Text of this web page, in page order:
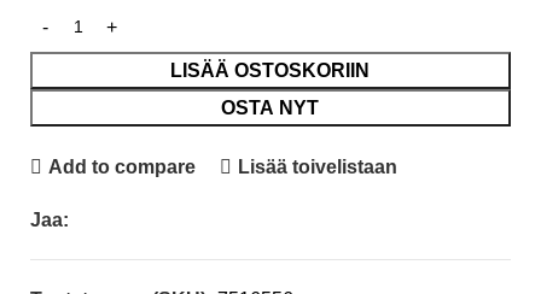
LISÄÄ OSTOSKORIIN
OSTA NYT
Add to compare Lisää toivelistaan
Jaa: